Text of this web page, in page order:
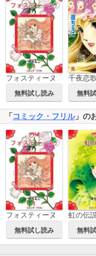
フォスティーヌ
無料試し読み
千夜恋歌
無料
「 コミック・フリル」の
フォスティーヌ
無料試し読み
虹の伝
無料